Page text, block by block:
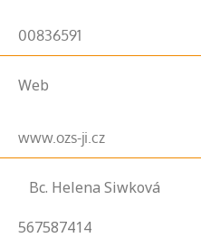
00836591
Web
www.ozs-ji.cz
Bc. Helena Siwková
567587414